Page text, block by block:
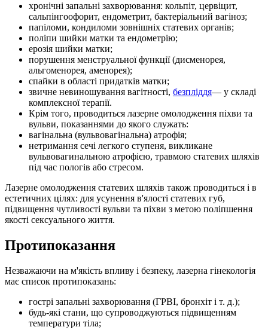
хронічні запальні захворювання: кольпіт, цервіцит,
сальпінгоофорит, ендометрит, бактеріальний вагіноз;
папіломи, кондиломи зовнішніх статевих органів;
поліпи шийки матки та ендометрію;
ерозія шийки матки;
порушення менструальної функції (дисменорея,
альгоменорея, аменорея);
спайки в області придатків матки;
звичне невиношування вагітності, безпліддя— у складі
комплексної терапії.
Крім того, проводиться лазерне омолодження піхви та
вульви, показаннями до якого служать:
вагінальна (вульвовагінальна) атрофія;
нетримання сечі легкого ступеня, викликане
вульвовагинальною атрофією, травмою статевих шляхів
під час пологів або стресом.
Лазерне омолодження статевих шляхів також проводиться і в
естетичних цілях: для усунення в'ялості статевих губ,
підвищення чутливості вульви та піхви з метою поліпшення
якості сексуального життя.
Протипоказання
Незважаючи на м'якість впливу і безпеку, лазерна гінекологія
має список протипоказань:
гострі запальні захворювання (ГРВІ, бронхіт і т. д.);
будь-які стани, що супроводжуються підвищенням
температури тіла;